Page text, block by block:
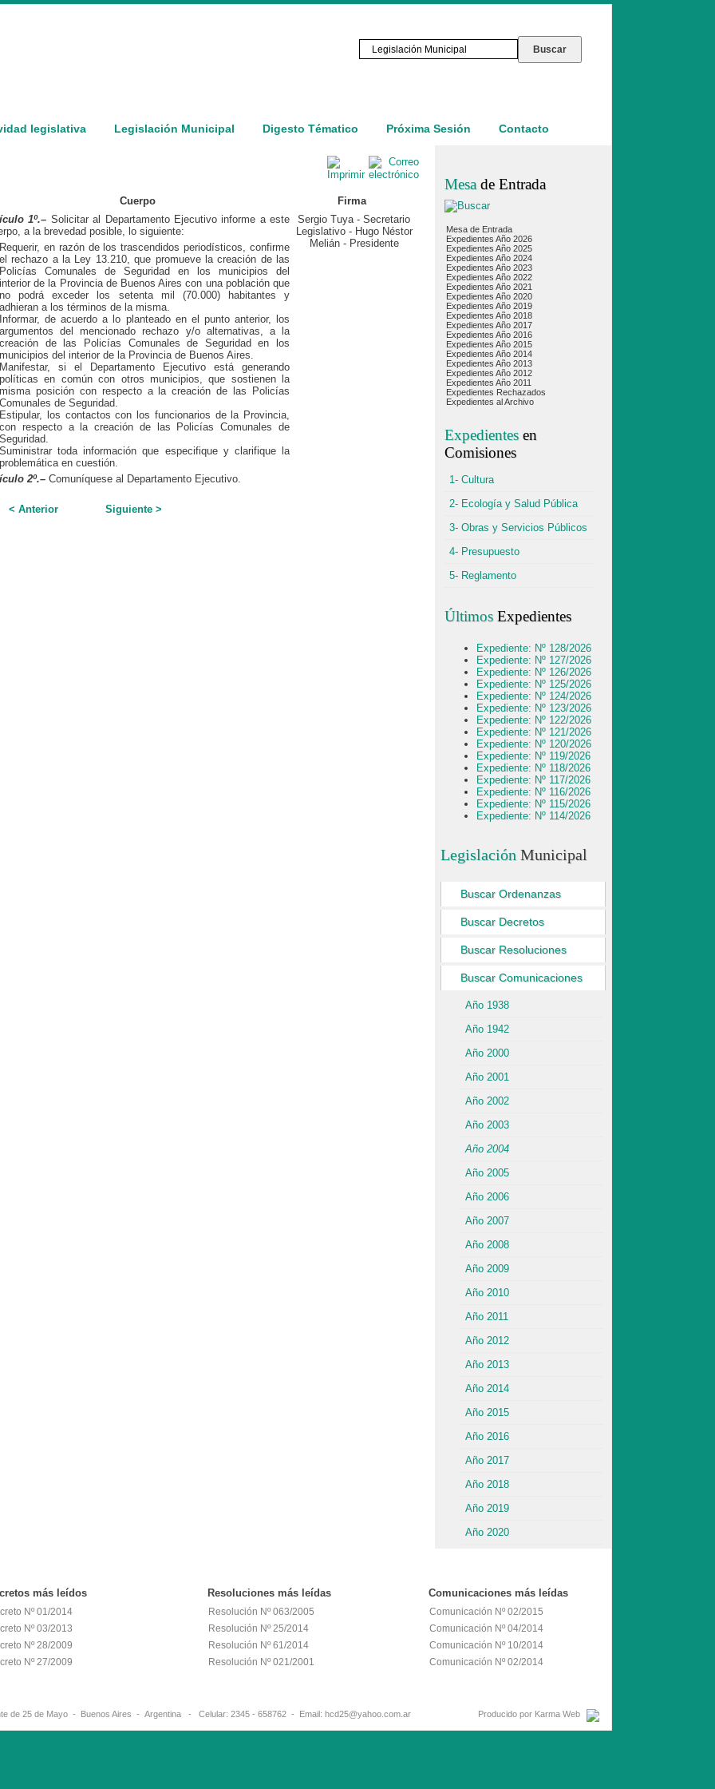
legislativa Legislación Municipal Digesto Tématico Próxima Sesión Contacto
Cuerpo
Firma
1º.– Solicitar al Departamento Ejecutivo informe a este
a la brevedad posible, lo siguiente:
Requerir, en razón de los trascendidos periodísticos, confirme
el rechazo a la Ley 13.210, que promueve la creación de las
Policías Comunales de Seguridad en los municipios del
interior de la Provincia de Buenos Aires con una población que
no podrá exceder los setenta mil (70.000) habitantes y
adhieran a los términos de la misma.
Informar, de acuerdo a lo planteado en el punto anterior, los
argumentos del mencionado rechazo y/o alternativas, a la
creación de las Policías Comunales de Seguridad en los
municipios del interior de la Provincia de Buenos Aires.
Manifestar, si el Departamento Ejecutivo está generando
políticas en común con otros municipios, que sostienen la
misma posición con respecto a la creación de las Policías
Comunales de Seguridad.
Estipular, los contactos con los funcionarios de la Provincia,
con respecto a la creación de las Policías Comunales de
Seguridad.
Suministrar toda información que especifique y clarifique la
problemática en cuestión.
2º.– Comuníquese al Departamento Ejecutivo.
Sergio Tuya - Secretario
Legislativo - Hugo Néstor
Melián - Presidente
< Anterior Siguiente >
Mesa de Entrada
Mesa de Entrada
Expedientes Año 2026
Expedientes Año 2025
Expedientes Año 2024
Expedientes Año 2023
Expedientes Año 2022
Expedientes Año 2021
Expedientes Año 2020
Expedientes Año 2019
Expedientes Año 2018
Expedientes Año 2017
Expedientes Año 2016
Expedientes Año 2015
Expedientes Año 2014
Expedientes Año 2013
Expedientes Año 2012
Expedientes Año 2011
Expedientes Rechazados
Expedientes al Archivo
Expedientesen
Comisiones
1- Cultura
2- Ecología y Salud Pública
3- Obras y Servicios Públicos
4- Presupuesto
5- Reglamento
ÚltimosExpedientes
Expediente: Nº 128/2026
Expediente: Nº 127/2026
Expediente: Nº 126/2026
Expediente: Nº 125/2026
Expediente: Nº 124/2026
Expediente: Nº 123/2026
Expediente: Nº 122/2026
Expediente: Nº 121/2026
Expediente: Nº 120/2026
Expediente: Nº 119/2026
Expediente: Nº 118/2026
Expediente: Nº 117/2026
Expediente: Nº 116/2026
Expediente: Nº 115/2026
Expediente: Nº 114/2026
Legislación Municipal
Buscar Ordenanzas
Buscar Decretos
Buscar Resoluciones
Buscar Comunicaciones
Año 1938
Año 1942
Año 2000
Año 2001
Año 2002
Año 2003
Año 2004
Año 2005
Año 2006
Año 2007
Año 2008
Año 2009
Año 2010
Año 2011
Año 2012
Año 2013
Año 2014
Año 2015
Año 2016
Año 2017
Año 2018
Año 2019
Año 2020
más leídos
Nº 01/2014
Nº 03/2013
Nº 28/2009
Nº 27/2009
Resoluciones más leídas
Resolución Nº 063/2005
Resolución Nº 25/2014
Resolución Nº 61/2014
Resolución Nº 021/2001
Comunicaciones más leídas
Comunicación Nº 02/2015
Comunicación Nº 04/2014
Comunicación Nº 10/2014
Comunicación Nº 02/2014
de 25 de Mayo - Buenos Aires - Argentina - Celular: 2345 - 658762 - Email: hcd25@yahoo.com.ar Producido por Karma Web